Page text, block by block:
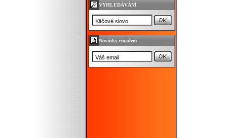
VYHLEDÁVÁNÍ
Novinky emailem